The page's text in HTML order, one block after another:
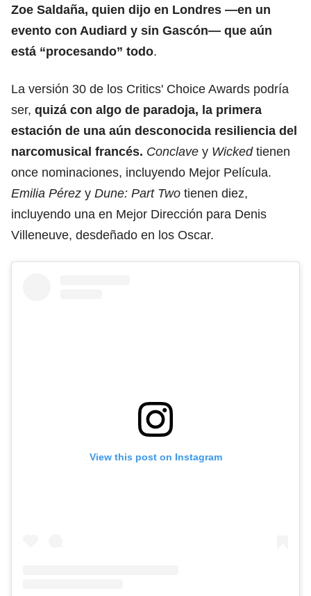
Zoe Saldaña, quien dijo en Londres —en un
evento con Audiard y sin Gascón— que aún
está “procesando” todo.
La versión 30 de los Critics' Choice Awards podría
ser, quizá con algo de paradoja, la primera
estación de una aún desconocida resiliencia del
narcomusical francés. Conclave y Wickedtienen
once nominaciones, incluyendo Mejor Película.
Emilia Pérez y Dune: Part Two tienen diez,
incluyendo una en Mejor Dirección para Denis
Villeneuve, desdeñado en los Oscar.
View this post on Instagram